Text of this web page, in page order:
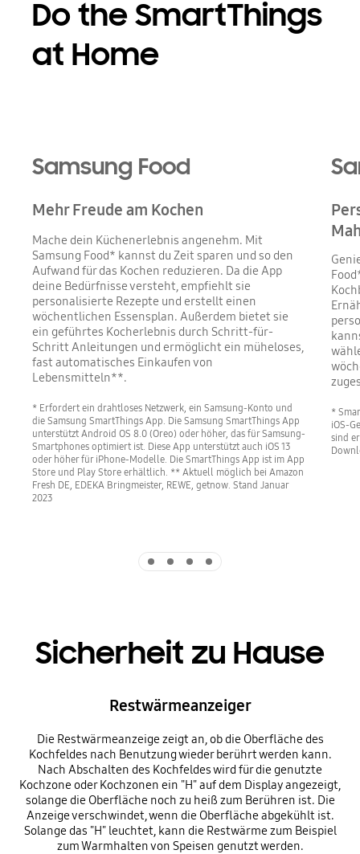
Do the SmartThings
at Home
Samsung Food
Mehr Freude am Kochen
Mache dein Küchenerlebnis angenehm. Mit
Samsung Food* kannst du Zeit sparen und so den
Aufwand für das Kochen reduzieren. Da die App
deine Bedürfnisse versteht, empfiehlt sie
personalisierte Rezepte und erstellt einen
wöchentlichen Essensplan. Außerdem bietet sie
ein geführtes Kocherlebnis durch Schritt-für-
Schritt Anleitungen und ermöglicht ein müheloses,
fast automatisches Einkaufen von
Lebensmitteln**.
* Erfordert ein drahtloses Netzwerk, ein Samsung-Konto und
die Samsung SmartThings App. Die Samsung SmartThings App
unterstützt Android OS 8.0 (Oreo) oder höher, das für Samsung-
Smartphones optimiert ist. Diese App unterstützt auch iOS 13
oder höher für iPhone-Modelle. Die SmartThings App ist im App
Store und Play Store erhältlich. ** Aktuell möglich bei Amazon
Fresh DE, EDEKA Bringmeister, REWE, getnow. Stand Januar
2023
*
iOS-
sind
Sicherheit zu Hause
Restwärmeanzeiger
Die Restwärmeanzeige zeigt an, ob die Oberfläche des
Kochfeldes nach Benutzung wieder berührt werden kann.
Nach Abschalten des Kochfeldes wird für die genutzte
Kochzone oder Kochzonen ein "H" auf dem Display angezeigt,
solange die Oberfläche noch zu heiß zum Berühren ist. Die
Anzeige verschwindet, wenn die Oberfläche abgekühlt ist.
Solange das "H" leuchtet, kann die Restwärme zum Beispiel
zum Warmhalten von Speisen genutzt werden.